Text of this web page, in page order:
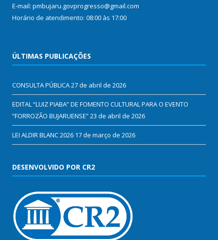
E-mail: pmbujaru.govprogresso@gmail.com
Horário de atendimento: 08:00 às 17:00
ÚLTIMAS PUBLICAÇÕES
CONSULTA PÚBLICA27 de abril de 2026
EDITAL “LUIZ PIABA” DE FOMENTO CULTURAL PARA O EVENTO
“FORROZÃO BUJARUENSE”23 de abril de 2026
LEI ALDIR BLANC 2026 17 de março de 2026
DESENVOLVIDO POR CR2